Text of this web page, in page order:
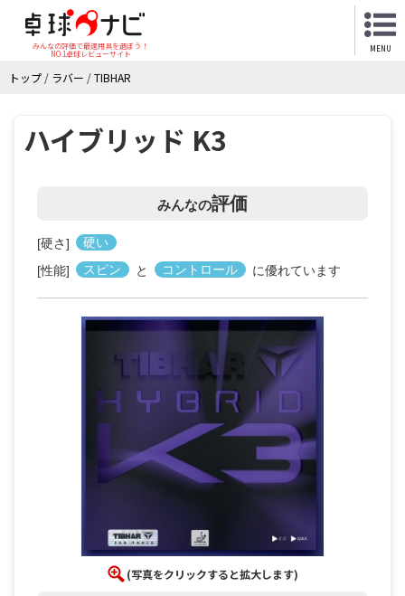
みんなの評価で最適用具を選ぼう！
NO.1卓球レビューサイト
MENU
トップ / ラバー /TIBHAR
ハイブリッド K3
みんなの評価
[硬さ]
硬い
[性能]
スピン と コントロール に優れています
(写真をクリックすると拡大します)